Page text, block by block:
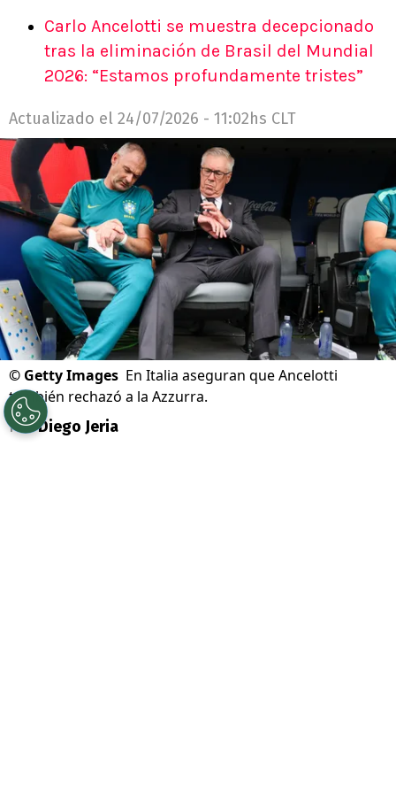
Carlo Ancelotti se muestra decepcionado
tras la eliminación de Brasil del Mundial
2026: “Estamos profundamente tristes”
Actualizado el 24/07/2026 - 11:02hs CLT
© Getty Images En Italia aseguran que Ancelotti
también rechazó a la Azzurra.
Por Diego Jeria